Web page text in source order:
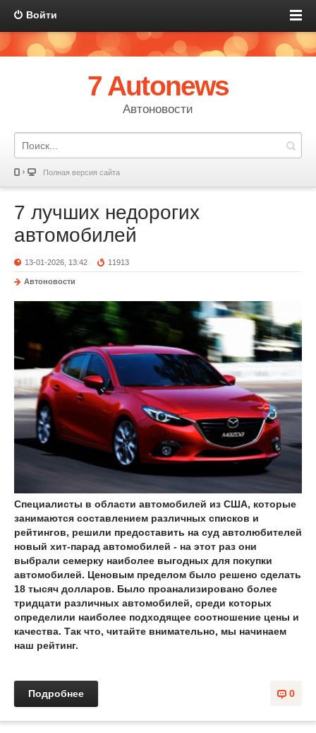
Войти
7 Autonews
Автоновости
Полная версия сайта
7 лучших недорогих
автомобилей
13-01-2026, 13:42 11913
Автоновости
Специалисты в области автомобилей из США, которые
занимаются составлением различных списков и
рейтингов, решили предоставить на суд автолюбителей
новый хит-парад автомобилей - на этот раз они
выбрали семерку наиболее выгодных для покупки
автомобилей. Ценовым пределом было решено сделать
18 тысяч долларов. Было проанализировано более
тридцати различных автомобилей, среди которых
определили наиболее подходящее соотношение цены и
качества. Так что, читайте внимательно, мы начинаем
наш рейтинг.
0
Подробнее